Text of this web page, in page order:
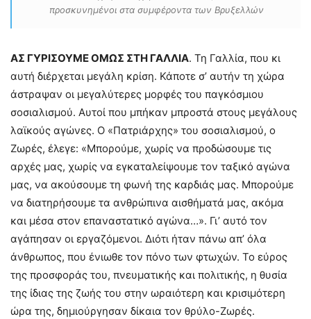
προσκυνημένοι στα συμφέροντα των Βρυξελλών
ΑΣ ΓΥΡΙΣΟΥΜΕ ΟΜΩΣ ΣΤΗ ΓΑΛΛΙΑ. Τη Γαλλία, που κι
αυτή διέρχεται μεγάλη κρίση. Κάποτε σ’ αυτήν τη χώρα
άστραψαν οι μεγαλύτερες μορφές του παγκόσμιου
σοσιαλισμού. Αυτοί που μπήκαν μπροστά στους μεγάλους
λαϊκούς αγώνες. Ο «Πατριάρχης» του σοσιαλισμού, ο
Ζωρές, έλεγε: «Μπορούμε, χωρίς να προδώσουμε τις
αρχές μας, χωρίς να εγκαταλείψουμε τον ταξικό αγώνα
μας, να ακούσουμε τη φωνή της καρδιάς μας. Μπορούμε
να διατηρήσουμε τα ανθρώπινα αισθήματά μας, ακόμα
και μέσα στον επαναστατικό αγώνα…». Γι’ αυτό τον
αγάπησαν οι εργαζόμενοι. Διότι ήταν πάνω απ’ όλα
άνθρωπος, που ένιωθε τον πόνο των φτωχών. Το εύρος
της προσφοράς του, πνευματικής και πολιτικής, η θυσία
της ίδιας της ζωής του στην ωραιότερη και κρισιμότερη
ώρα της, δημιούργησαν δίκαια τον θρύλο-Ζωρές.